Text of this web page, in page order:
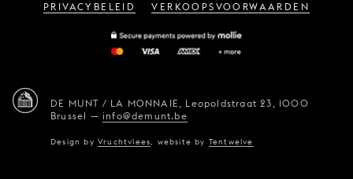
PRIVACYBELEID
VERKOOPSVOORWAARDEN
DE MUNT / LA MONNAIE, Leopoldstraat 23, 1000
Brussel —info@demunt.be
Design byVruchtvlees, website by Tentwelve